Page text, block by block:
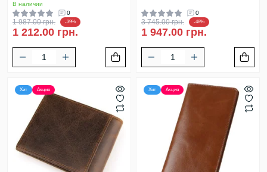
В наличии
0
1 987.00 грн. -39%
1 212.00 грн.
0
3 745.00 грн. -48%
1 947.00 грн.
Хит Акция Хит Акция